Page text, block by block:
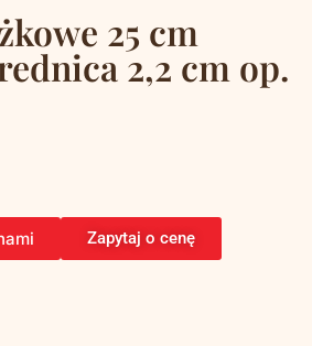
25 cm
2,2 cm op.
Zapytaj o cenę